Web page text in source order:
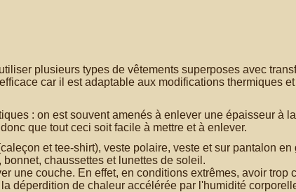
plusieurs types de vêtements superposes avec
car il est adaptable aux modifications thermiques
: on est souvent amenés à enlever une épaisseur à
que tout ceci soit facile à mettre et à enlever.
et tee-shirt), veste polaire, veste et sur pantalon
chaussettes et lunettes de soleil.
une couche. En effet, en conditions extrêmes, avoir trop
déperdition de chaleur accélérée par l'humidité